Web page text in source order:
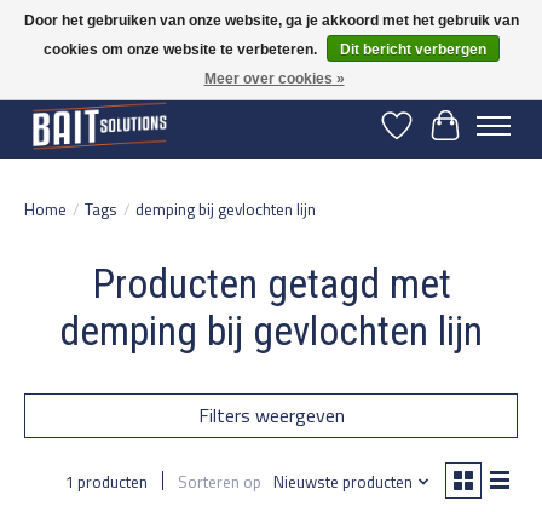
Gratis verzending vanaf 50 euro binnen NL | Op voorraad binnen 2-5 werkdagen
verzonden | België vanaf 70 euro gratis verzonden
Verlanglijst
Home / Tags / demping bij gevlochten lijn
Producten getagd met
demping bij gevlochten lijn
Filters weergeven
1 producten Sorteren op Nieuwste producten
Door het gebruiken van onze website, ga je akkoord met het gebruik van
cookies om onze website te verbeteren.
Dit bericht verbergen
Meer over cookies »